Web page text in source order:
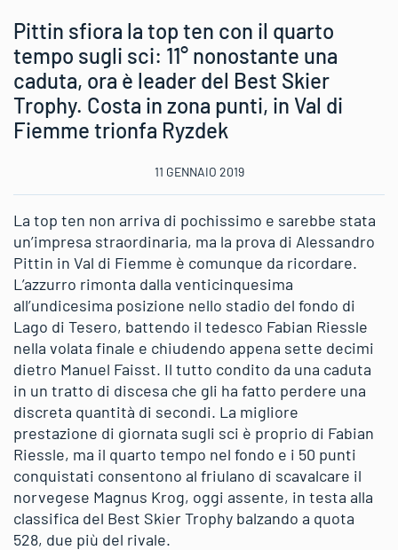
Pittin sfiora la top ten con il quarto
tempo sugli sci: 11° nonostante una
caduta, ora è leader del Best Skier
Trophy. Costa in zona punti, in Val di
Fiemme trionfa Ryzdek
11 GENNAIO 2019
La top ten non arriva di pochissimo e sarebbe stata
un’impresa straordinaria, ma la prova di Alessandro
Pittin in Val di Fiemme è comunque da ricordare.
L’azzurro rimonta dalla venticinquesima
all’undicesima posizione nello stadio del fondo di
Lago di Tesero, battendo il tedesco Fabian Riessle
nella volata finale e chiudendo appena sette decimi
dietro Manuel Faisst. Il tutto condito da una caduta
in un tratto di discesa che gli ha fatto perdere una
discreta quantità di secondi. La migliore
prestazione di giornata sugli sci è proprio di Fabian
Riessle, ma il quarto tempo nel fondo e i 50 punti
conquistati consentono al friulano di scavalcare il
norvegese Magnus Krog, oggi assente, in testa alla
classifica del Best Skier Trophy balzando a quota
528, due più del rivale.